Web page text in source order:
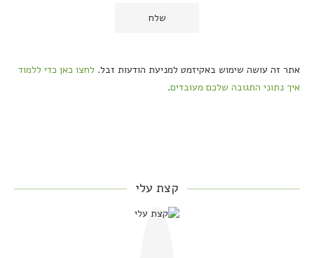
אתר זה עושה שימוש באקיזמט למניעת הודעות זבל. לחצו כאן כדי ללמוד
איך נתוני התגובה שלכם מעובדים.
קצת עלי